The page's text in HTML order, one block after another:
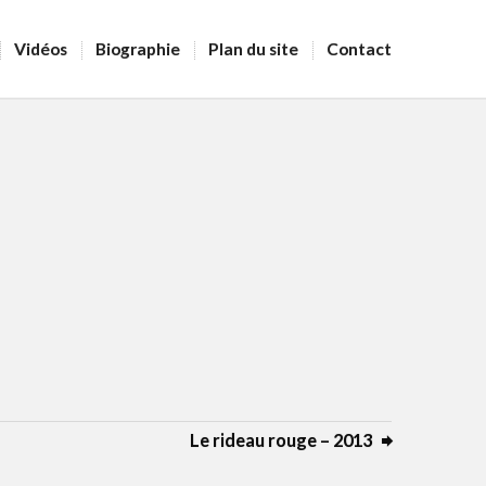
Vidéos Biographie Plan du site Contact
Le rideau rouge – 2013